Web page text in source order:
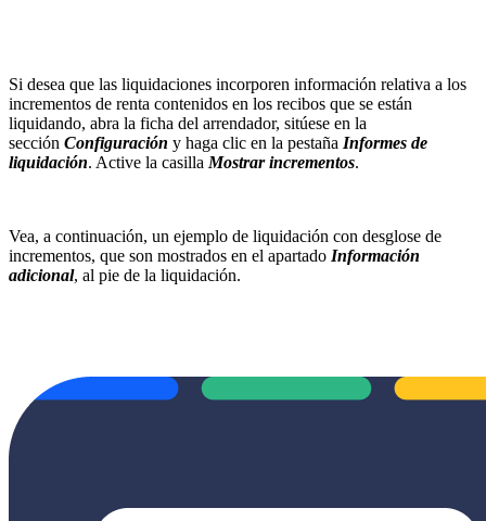
Si desea que las liquidaciones incorporen información relativa a los
incrementos de renta contenidos en los recibos que se están
liquidando, abra la ficha del arrendador, sitúese en la
sección Configuración y haga clic en la pestaña Informes de
liquidación. Active la casilla Mostrar incrementos.
Vea, a continuación, un ejemplo de liquidación con desglose de
incrementos, que son mostrados en el apartado Información
adicional, al pie de la liquidación.